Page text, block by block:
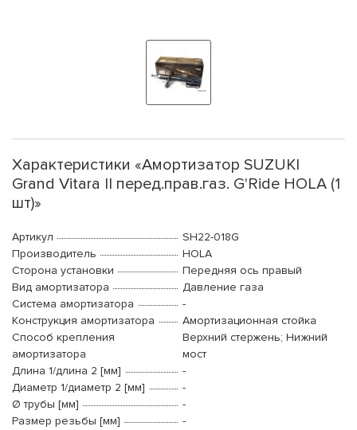
Характеристики «Амортизатор SUZUKI
Grand Vitara II перед.прав.газ. G'Ride HOLA (1
шт)»
Артикул
SH22-018G
Производитель
HOLA
Сторона установки
Передняя ось правый
Вид амортизатора
Давление газа
Система амортизатора
-
Конструкция амортизатора
Амортизационная стойка
Способ крепления
амортизатора
Верхний стержень; Нижний
мост
Длина 1/длина 2 [мм]
-
Диаметр 1/диаметр 2 [мм]
-
Ø трубы [мм]
-
Размер резьбы [мм]
-